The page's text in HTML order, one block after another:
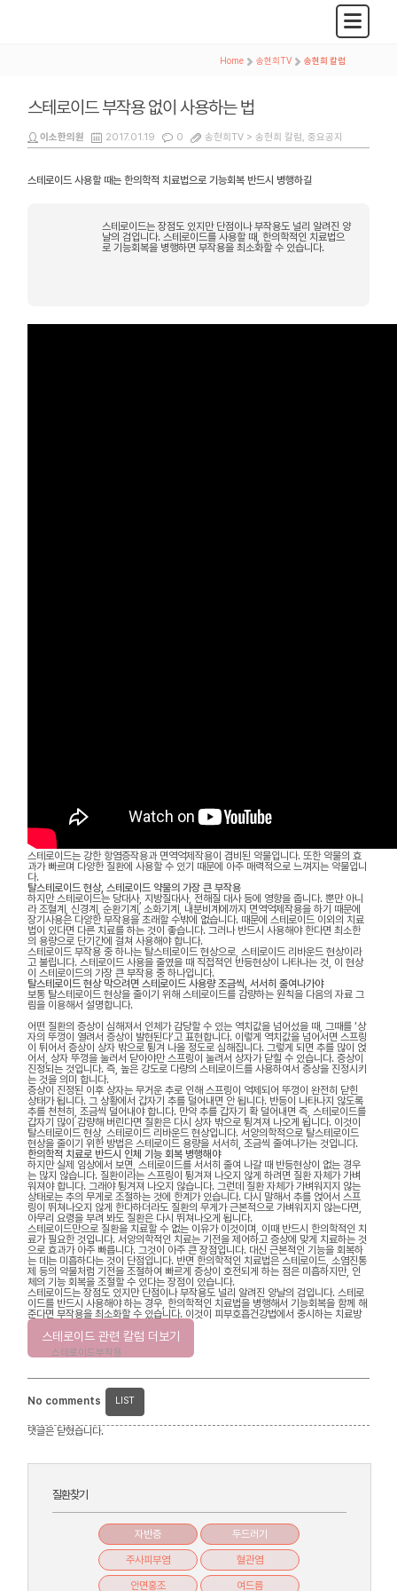
Home > 송현희TV > 송현희 칼럼
스테로이드 부작용 없이 사용하는 법
이소한의원 2017.01.19 0 송현희TV >송현희 칼럼, 중요공지
스테로이드 사용할 때는 한의학적 치료법으로 기능회복 반드시 병행하길
스테로이드는 장점도 있지만 단점이나 부작용도 널리 알려진 양
날의 검입니다. 스테로이드를 사용할 때, 한의학적인 치료법으
로 기능회복을 병행하면 부작용을 최소화할 수 있습니다.
스테로이드는 강한 항염증작용과 면역억제작용이 겸비된 약물입니다. 또한 약물의 효
과가 빠르며 다양한 질환에 사용할 수 있기 때문에 아주 매력적으로 느껴지는 약물입니
다.
탈스테로이드 현상, 스테로이드 약물의 가장 큰 부작용
하지만 스테로이드는 당대사, 지방질대사, 전해질 대사 등에 영향을 줍니다. 뿐만 아니
라 조혈계, 신경계, 순환기계, 소화기계, 내분비계에까지 면역억제작용을 하기 때문에
장기사용은 다양한 부작용을 초래할 수밖에 없습니다. 때문에 스테로이드 이외의 치료
법이 있다면 다른 치료를 하는 것이 좋습니다. 그러나 반드시 사용해야 한다면 최소한
의 용량으로 단기간에 걸쳐 사용해야 합니다.
스테로이드 부작용 중 하나는 탈스테로이드 현상으로, 스테로이드 리바운드 현상이라
고 불립니다. 스테로이드 사용을 줄였을 때 직접적인 반등현상이 나타나는 것, 이 현상
이 스테로이드의 가장 큰 부작용 중 하나입니다.
탈스테로이드 현상 막으려면 스테로이드 사용량 조금씩, 서서히 줄여나가야
보통 탈스테로이드 현상을 줄이기 위해 스테로이드를 감량하는 원칙을 다음의 자료 그
림을 이용해서 설명합니다.
어떤 질환의 증상이 심해져서 인체가 감당할 수 있는 역치값을 넘어섰을 때, 그때를 ‘상
자의 뚜껑이 열려서 증상이 발현된다’고 표현합니다. 이렇게 역치값을 넘어서면 스프링
이 튀어서 증상이 상자 밖으로 튕겨 나올 정도로 심해집니다. 그렇게 되면 추를 많이 얹
어서, 상자 뚜껑을 눌러서 닫아야만 스프링이 눌려서 상자가 닫힐 수 있습니다. 증상이
진정되는 것입니다. 즉, 높은 강도로 다량의 스테로이드를 사용하여서 증상을 진정시키
는 것을 의미 합니다.
증상이 진정된 이후 상자는 무거운 추로 인해 스프링이 억제되어 뚜껑이 완전히 닫힌
상태가 됩니다. 그 상황에서 갑자기 추를 덜어내면 안 됩니다. 반등이 나타나지 않도록
추를 천천히, 조금씩 덜어내야 합니다. 만약 추를 갑자기 확 덜어내면 즉, 스테로이드를
갑자기 많이 감량해 버린다면 질환은 다시 상자 밖으로 튕겨져 나오게 됩니다. 이것이
탈스테로이드 현상, 스테로이드 리바운드 현상입니다. 서양의학적으로 탈스테로이드
현상을 줄이기 위한 방법은 스테로이드 용량을 서서히, 조금씩 줄여나가는 것입니다.
한의학적 치료로 반드시 인체 기능 회복 병행해야
하지만 실제 임상에서 보면, 스테로이드를 서서히 줄여 나갈 때 반등현상이 없는 경우
는 많지 않습니다. 질환이라는 스프링이 튕겨져 나오지 않게 하려면 질환 자체가 가벼
워져야 합니다. 그래야 튕겨져 나오지 않습니다. 그런데 질환 자체가 가벼워지지 않는
상태로는 추의 무게로 조절하는 것에 한계가 있습니다. 다시 말해서 추를 얹어서 스프
링이 뛰쳐나오지 않게 한다하더라도 질환의 무게가 근본적으로 가벼워지지 않는다면,
아무리 요령을 부려 봐도 질환은 다시 뛰쳐나오게 됩니다.
스테로이드만으로 질환을 치료할 수 없는 이유가 이것이며, 이때 반드시 한의학적인 치
료가 필요한 것입니다. 서양의학적인 치료는 기전을 제어하고 증상에 맞게 치료하는 것
으로 효과가 아주 빠릅니다. 그것이 아주 큰 장점입니다. 대신 근본적인 기능을 회복하
는 데는 미흡하다는 것이 단점입니다. 반면 한의학적인 치료법은 스테로이드, 소염진통
제 등의 약물처럼 기전을 조절하여 빠르게 증상이 호전되게 하는 점은 미흡하지만, 인
체의 기능 회복을 조절할 수 있다는 장점이 있습니다.
스테로이드는 장점도 있지만 단점이나 부작용도 널리 알려진 양날의 검입니다. 스테로
이드를 반드시 사용해야 하는 경우, 한의학적인 치료법을 병행해서 기능회복을 함께 해
준다면 부작용을 최소화할 수 있습니다. 이것이 피부호흡건강법에서 중시하는 치료방
법입니다.
스테로이드 관련 칼럼 더보기
스테로이드부작용
No comments LIST
댓글은 닫혔습니다.
질환찾기
자반증 두드러기
주사피부염 혈관염
안면홍조 여드름